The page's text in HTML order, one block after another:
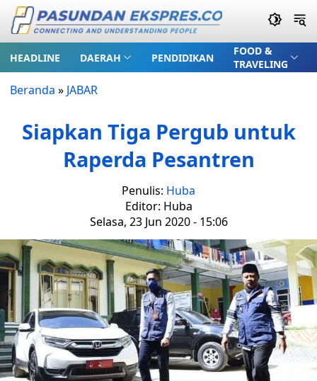
HEADLINE DAERAH PENDIDIKAN
FOOD &
TRAVELING
Beranda » JABAR
Siapkan Tiga Pergub untuk
Raperda Pesantren
Penulis: Huba
Editor: Huba
Selasa, 23 Jun 2020 - 15:06